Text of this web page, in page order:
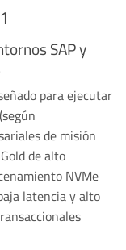
SAP y
para ejecutar
de misión
de alto
NVMe
latencia y alto